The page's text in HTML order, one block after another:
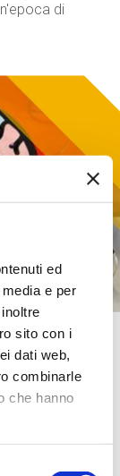
ed
e per
sito con i
dati web,
combinarle
che hanno
di
cercando di